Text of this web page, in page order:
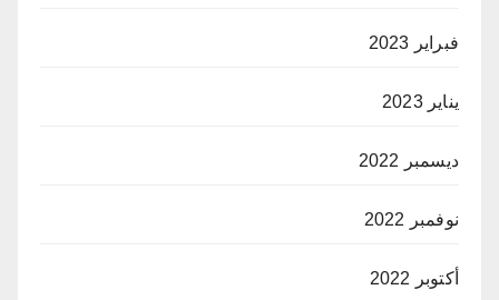
فبراير 2023
يناير 2023
ديسمبر 2022
نوفمبر 2022
أكتوبر 2022